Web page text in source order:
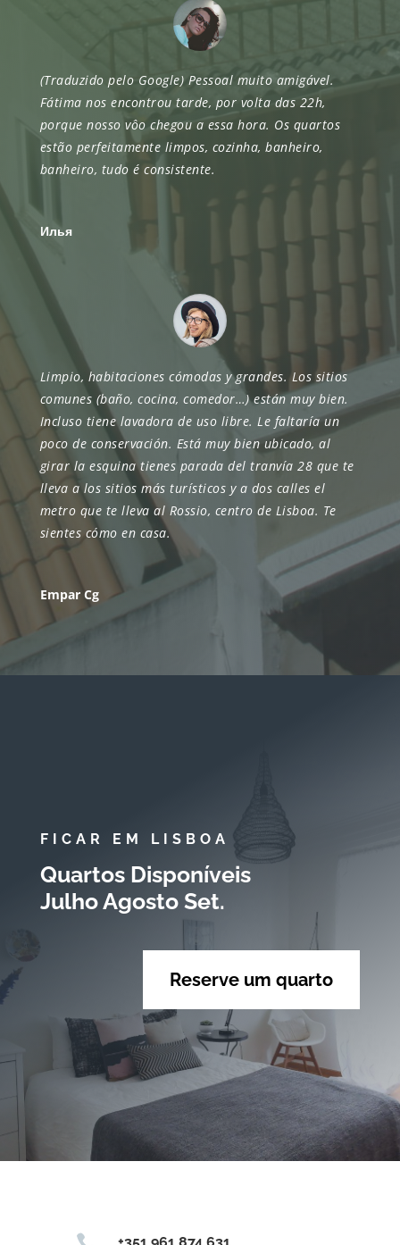
(Traduzido pelo Google) Pessoal muito amigável.
Fátima nos encontrou tarde, por volta das 22h,
porque nosso vôo chegou a essa hora. Os quartos
estão perfeitamente limpos, cozinha, banheiro,
banheiro, tudo é consistente.
Илья
Limpio, habitaciones cómodas y grandes. Los sitios
comunes (baño, cocina, comedor…) están muy bien.
Incluso tiene lavadora de uso libre. Le faltaría un
poco de conservación. Está muy bien ubicado, al
girar la esquina tienes parada del tranvía 28 que te
lleva a los sitios más turísticos y a dos calles el
metro que te lleva al Rossio, centro de Lisboa. Te
sientes cómo en casa.
Empar Cg
FICAR EM LISBOA
Quartos Disponíveis
Julho Agosto Set.
Reserve um quarto